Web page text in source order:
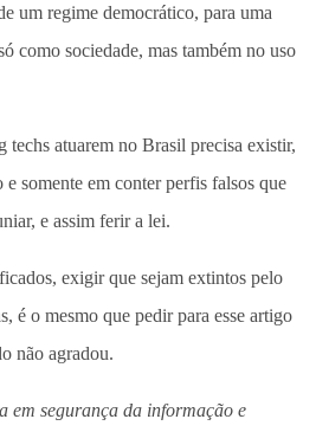
um regime democrático, para uma
como sociedade, mas também no uso
techs atuarem no Brasil precisa existir,
somente em conter perfis falsos que
e assim ferir a lei.
exigir que sejam extintos pelo
é o mesmo que pedir para esse artigo
não agradou.
em segurança da informação e